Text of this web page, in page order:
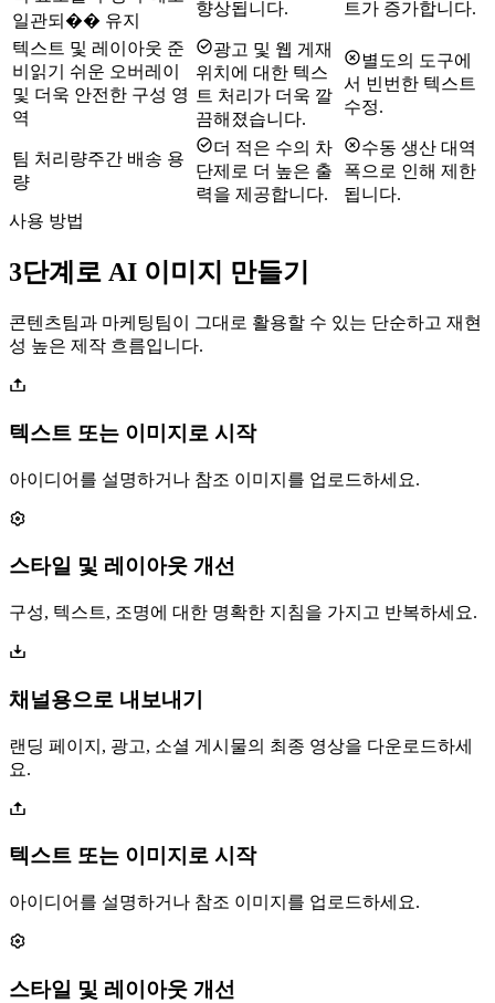
일관되�� 유지
향상됩니다.
트가 증가합니다.
텍스트 및 레이아웃 준
비 읽기 쉬운 오버레이
및 더욱 안전한 구성 영
역
광고 및 웹 게재
위치에 대한 텍스
트 처리가 더욱 깔
끔해졌습니다.
별도의 도구에
서 빈번한 텍스트
수정.
팀 처리량주간 배송 용
량
더 적은 수의 차
단제로 더 높은 출
력을 제공합니다.
수동 생산 대역
폭으로 인해 제한
됩니다.
사용 방법
3단계로 AI 이미지 만들기
콘텐츠팀과 마케팅팀이 그대로 활용할 수 있는 단순하고 재현
성 높은 제작 흐름입니다.
텍스트 또는 이미지로 시작
아이디어를 설명하거나 참조 이미지를 업로드하세요.
스타일 및 레이아웃 개선
구성, 텍스트, 조명에 대한 명확한 지침을 가지고 반복하세요.
채널용으로 내보내기
랜딩 페이지, 광고, 소셜 게시물의 최종 영상을 다운로드하세
요.
텍스트 또는 이미지로 시작
아이디어를 설명하거나 참조 이미지를 업로드하세요.
스타일 및 레이아웃 개선